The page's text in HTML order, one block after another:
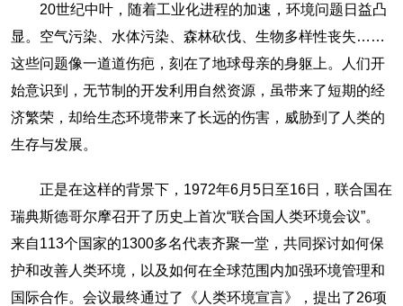
20世纪中叶，随着工业化进程的加速，环境问题日益凸
显。空气污染、水体污染、森林砍伐、生物多样性丧失……
这些问题像一道道伤疤，刻在了地球母亲的身躯上。人们开
始意识到，无节制的开发利用自然资源，虽带来了短期的经
济繁荣，却给生态环境带来了长远的伤害，威胁到了人类的
生存与发展。
正是在这样的背景下，1972年6月5日至16日，联合国在
瑞典斯德哥尔摩召开了历史上首次“联合国人类环境会议”。
来自113个国家的1300多名代表齐聚一堂，共同探讨如何保
护和改善人类环境，以及如何在全球范围内加强环境管理和
国际合作。会议最终通过了《人类环境宣言》，提出了26项